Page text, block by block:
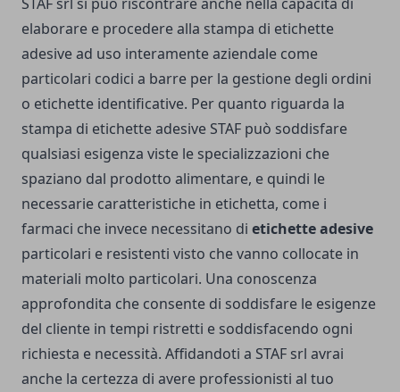
elaborare e procedere alla stampa di etichette
adesive ad uso interamente aziendale come
particolari codici a barre per la gestione degli ordini
o etichette identificative. Per quanto riguarda la
stampa di etichette adesive STAF può soddisfare
qualsiasi esigenza viste le specializzazioni che
spaziano dal prodotto alimentare, e quindi le
necessarie caratteristiche in etichetta, come i
farmaci che invece necessitano di etichette adesive
particolari e resistenti visto che vanno collocate in
materiali molto particolari. Una conoscenza
approfondita che consente di soddisfare le esigenze
del cliente in tempi ristretti e soddisfacendo ogni
richiesta e necessità. Affidandoti a STAF srl avrai
anche la certezza di avere professionisti al tuo